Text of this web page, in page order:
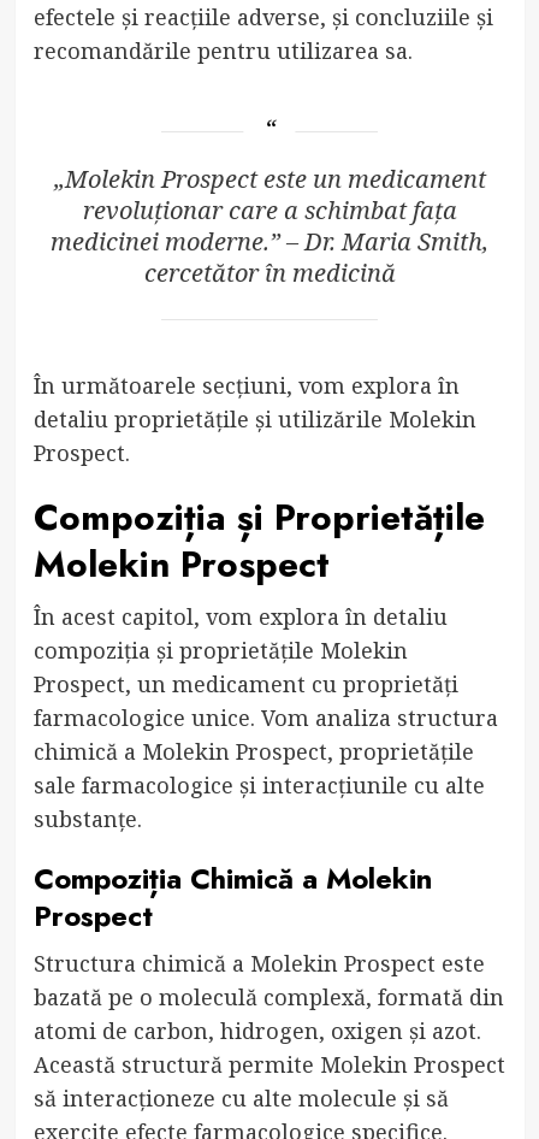
efectele și reacțiile adverse, și concluziile și
recomandările pentru utilizarea sa.
„Molekin Prospect este un medicament
revoluționar care a schimbat fața
medicinei moderne.” – Dr. Maria Smith,
cercetător în medicină
În următoarele secțiuni, vom explora în
detaliu proprietățile și utilizările Molekin
Prospect.
Compoziția și Proprietățile
Molekin Prospect
În acest capitol, vom explora în detaliu
compoziția și proprietățile Molekin
Prospect, un medicament cu proprietăți
farmacologice unice. Vom analiza structura
chimică a Molekin Prospect, proprietățile
sale farmacologice și interacțiunile cu alte
substanțe.
Compoziția Chimică a Molekin
Prospect
Structura chimică a Molekin Prospect este
bazată pe o moleculă complexă, formată din
atomi de carbon, hidrogen, oxigen și azot.
Această structură permite Molekin Prospect
să interacționeze cu alte molecule și să
exercite efecte farmacologice specifice.